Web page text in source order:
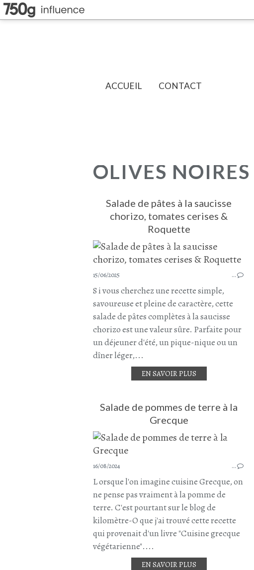
ACCUEIL CONTACT
OLIVES NOIRES
Salade de pâtes à la saucisse
chorizo, tomates cerises &
Roquette
15/06/2025 …
S i vous cherchez une recette simple,
savoureuse et pleine de caractère, cette
salade de pâtes complètes à la saucisse
chorizo est une valeur sûre. Parfaite pour
un déjeuner d'été, un pique-nique ou un
dîner léger,...
EN SAVOIR PLUS
Salade de pommes de terre à la
Grecque
16/08/2024 …
L orsque l'on imagine cuisine Grecque, on
ne pense pas vraiment à la pomme de
terre. C'est pourtant sur le blog de
kilomètre-O que j'ai trouvé cette recette
qui provenait d'un livre "Cuisine grecque
végétarienne"....
EN SAVOIR PLUS